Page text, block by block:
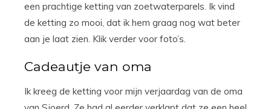
een prachtige ketting van zoetwaterparels. Ik vind
de ketting zo mooi, dat ik hem graag nog wat beter
aan je laat zien. Klik verder voor foto’s.
Cadeautje van oma
Ik kreeg de ketting voor mijn verjaardag van de oma